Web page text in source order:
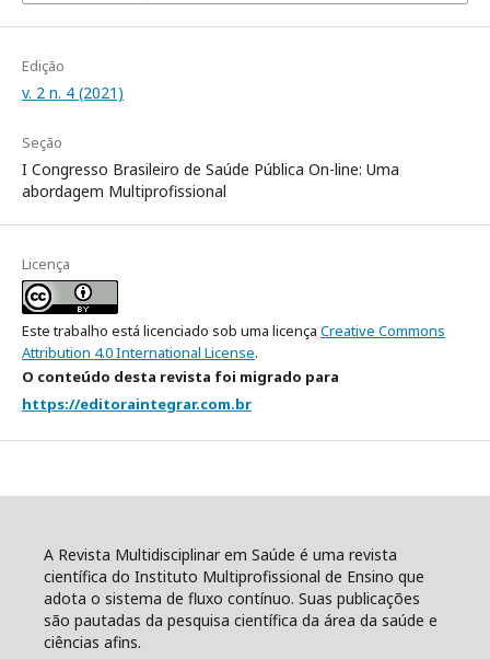
Edição
v. 2 n. 4 (2021)
Seção
I Congresso Brasileiro de Saúde Pública On-line: Uma
abordagem Multiprofissional
Licença
Este trabalho está licenciado sob uma licença Creative Commons
Attribution 4.0 International License.
O conteúdo desta revista foi migrado para
https://editoraintegrar.com.br
A Revista Multidisciplinar em Saúde é uma revista
científica do Instituto Multiprofissional de Ensino que
adota o sistema de fluxo contínuo. Suas publicações
são pautadas da pesquisa científica da área da saúde e
ciências afins.